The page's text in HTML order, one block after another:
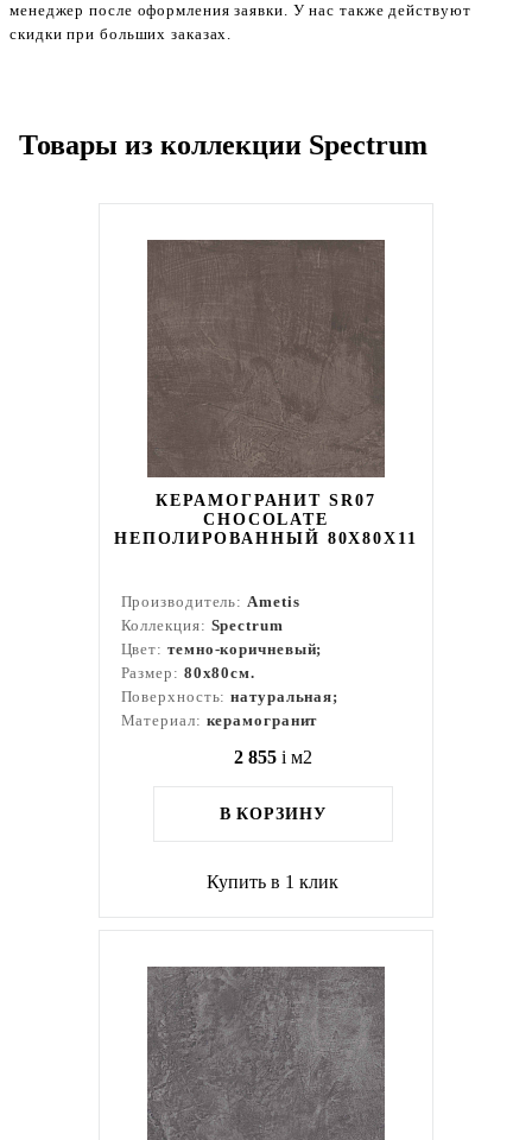
менеджер после оформления заявки. У нас также действуют
скидки при больших заказах.
Товары из коллекции Spectrum
КЕРАМОГРАНИТ SR07
CHOCOLATE
НЕПОЛИРОВАННЫЙ 80X80Х11
Производитель:Ametis
Коллекция: Spectrum
Цвет: темно-коричневый;
Размер: 80x80см.
Поверхность:натуральная;
Материал: керамогранит
2 855 i м2
В КОРЗИНУ
Купить в 1 клик